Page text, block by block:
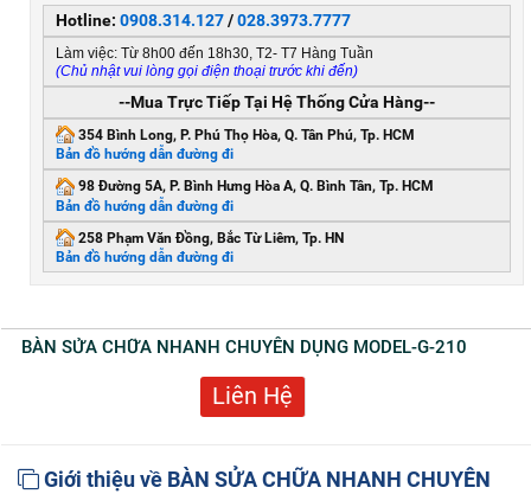
Hotline: 0908.314.127/028.3973.7777
Làm việc: Từ 8h00 đến 18h30, T2- T7 Hàng Tuần
(Chủ nhật vui lòng gọi điện thoại trước khi đến)
--Mua Trực Tiếp Tại Hệ Thống Cửa Hàng--
354 Bình Long, P. Phú Thọ Hòa, Q. Tân Phú, Tp. HCM
Bản đồ hướng dẫn đường đi
98 Đường 5A, P. Bình Hưng Hòa A, Q. Bình Tân, Tp. HCM
Bản đồ hướng dẫn đường đi
258 Phạm Văn Đồng, Bắc Từ Liêm, Tp. HN
Bản đồ hướng dẫn đường đi
BÀN SỬA CHỮA NHANH CHUYÊN DỤNG MODEL-G-210
Liên Hệ
Giới thiệu về BÀN SỬA CHỮA NHANH CHUYÊN